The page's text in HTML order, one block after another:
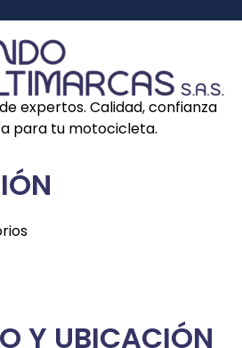
expertos. Calidad, confianza
para tu motocicleta.
Y UBICACIÓN